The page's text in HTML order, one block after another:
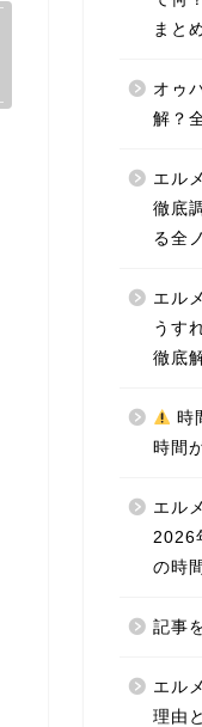
まと
オゥ
解？
エル
徹底
る全
エル
うす
徹底
時
時間
エル
2026
の時
記事
エル
理由